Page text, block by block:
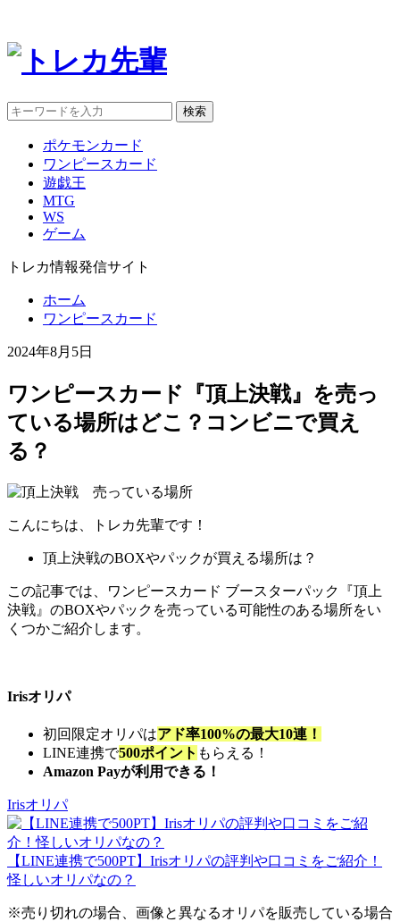
検索
ポケモンカード
ワンピースカード
遊戯王
MTG
WS
ゲーム
トレカ情報発信サイト
ホーム
ワンピースカード
2024年8月5日
ワンピースカード『頂上決戦』を売っ
ている場所はどこ？コンビニで買え
る？
こんにちは、トレカ先輩です！
頂上決戦のBOXやパックが買える場所は？
この記事では、ワンピースカード ブースターパック『頂上
決戦』のBOXやパックを売っている可能性のある場所をい
くつかご紹介します。
Irisオリパ
初回限定オリパはアド率100%の最大10連！
LINE連携で500ポイント もらえる！
Amazon Payが利用できる！
Irisオリパ
【LINE連携で500PT】Irisオリパの評判や口コミをご紹介！
怪しいオリパなの？
※売り切れの場合、画像と異なるオリパを販売している場合